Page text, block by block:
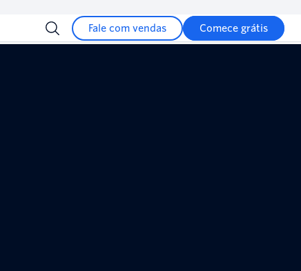
Fale com vendas Comece grátis